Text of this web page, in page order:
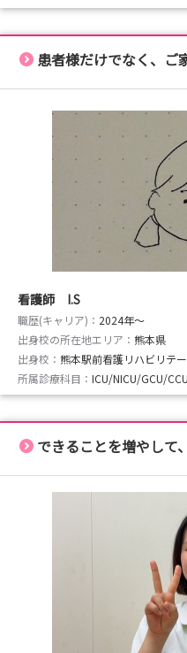
患者様だけでなく、ご家族
看護師 I.S
職歴(キャリア)： 2024年〜
出身校の所在地エリア： 熊本県
出身校： 熊本駅前看護リハビリテ
所属診療科目： ICU/NICU/GCU/CCU
できることを増やして